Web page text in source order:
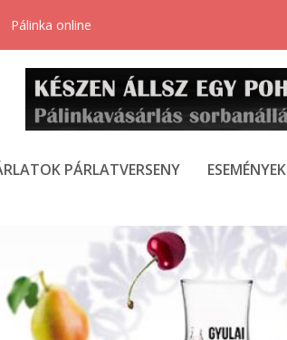
Pálinka online
PÁRLATVERSENY ESEMÉNYEK